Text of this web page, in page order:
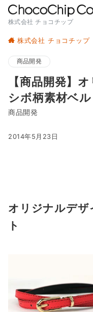
株式会社 チョコチップ
株式会社 チョコチップ
商品開発
【商品開発】
シボ柄素材ベ
商品開発
2014年5月23日
オリジナルデザ
ト